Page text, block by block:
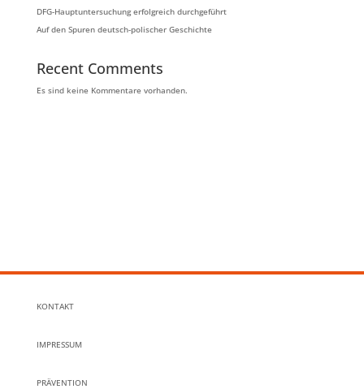
DFG-Hauptuntersuchung erfolgreich durchgeführt
Auf den Spuren deutsch-polischer Geschichte
Recent Comments
Es sind keine Kommentare vorhanden.
KONTAKT
IMPRESSUM
PRÄVENTION